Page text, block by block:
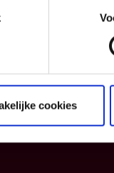
cookies
KMO